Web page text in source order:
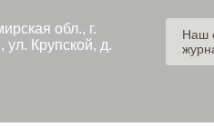
обл., г.
ул. Крупской, д.
Наш